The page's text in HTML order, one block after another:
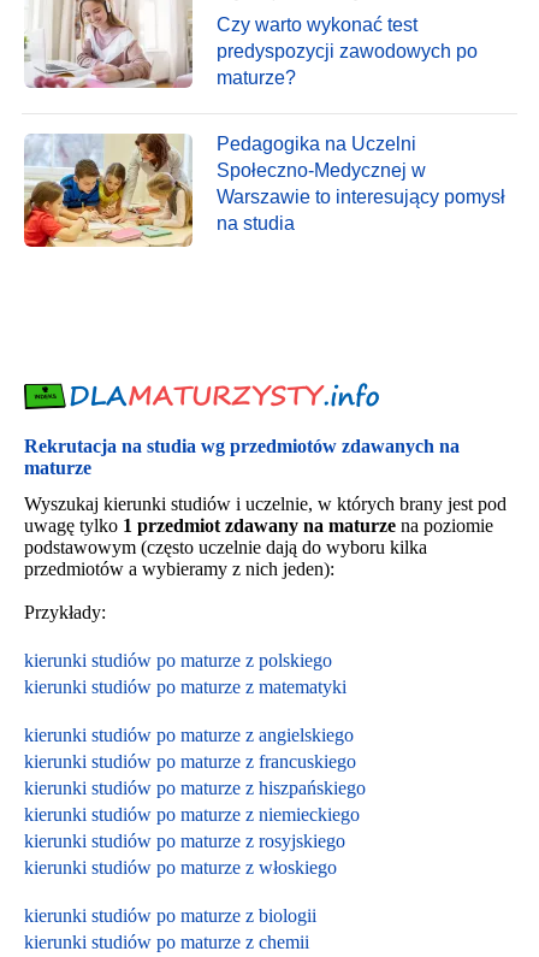
Czy warto wykonać test
predyspozycji zawodowych po
maturze?
Pedagogika na Uczelni
Społeczno-Medycznej w
Warszawie to interesujący pomysł
na studia
Rekrutacja na studia wg przedmiotów zdawanych na
maturze
Wyszukaj kierunki studiów i uczelnie, w których brany jest pod
uwagę tylko 1 przedmiot zdawany na maturze na poziomie
podstawowym (często uczelnie dają do wyboru kilka
przedmiotów a wybieramy z nich jeden):
Przykłady:
kierunki studiów po maturze z polskiego
kierunki studiów po maturze z matematyki
kierunki studiów po maturze z angielskiego
kierunki studiów po maturze z francuskiego
kierunki studiów po maturze z hiszpańskiego
kierunki studiów po maturze z niemieckiego
kierunki studiów po maturze z rosyjskiego
kierunki studiów po maturze z włoskiego
kierunki studiów po maturze z biologii
kierunki studiów po maturze z chemii